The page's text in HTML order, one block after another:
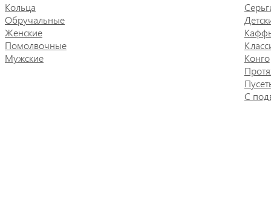
Кольца
Обручальные
Женские
Помолвочные
Мужские
Конго
С